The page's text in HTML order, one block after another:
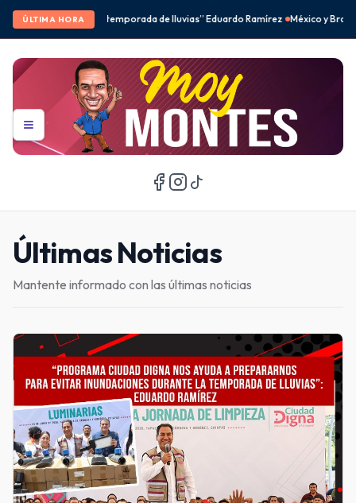
ÚLTIMA HORA
lluvias” Eduardo Ramírez México y Brasil desbancan a Corea del Sur en el
Últimas Noticias
Mantente informado con las últimas noticias